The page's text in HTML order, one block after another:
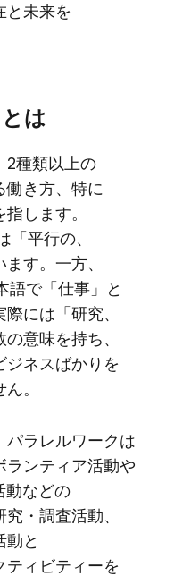
と​未来を​
は
​2種類以上の​
働き方、​特に​
します。​
「平行の、​
す。​一方、​
語で​「仕事」と​
には​「研究、​
意味を​持ち、​
ジネスばかりを​
。
パラレルワークは​
ランティア活動や​
動などの​
・調査活動、​
動と​
ティビティーを​